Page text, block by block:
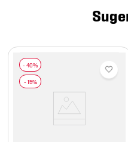
10. tenis nike